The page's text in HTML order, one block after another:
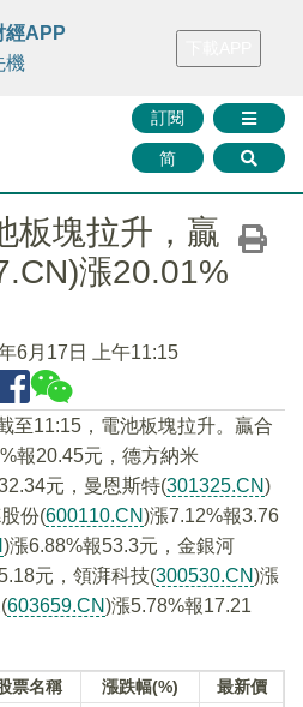
FINMETA 財華證券 媒體矩陣
訂閱
简
經APP
機
板塊拉升，贏
漲20.01%
6月17日 上午11:15
至11:15，電池板塊拉升。贏合
報20.45元，德方納米
元，曼恩斯特(301325.CN)
份(600110.CN)漲7.12%報3.76
)漲6.88%報53.3元，金銀河
元，領湃科技(300530.CN)漲
603659.CN)漲5.78%報17.21
票名稱 漲跌幅(%)
最新價